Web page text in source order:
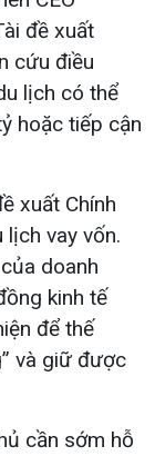
đề xuất
cứu điều
lịch có thể
hoặc tiếp cận
xuất Chính
lịch vay vốn.
doanh
kinh tế
để thế
và giữ được
cần sớm hỗ